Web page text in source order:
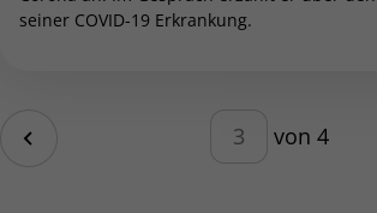
seiner COVID-19 Erkrankung.
Blätterfunktion
von 4